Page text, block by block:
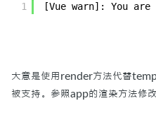
服务器
GO
1 [Vue warn]: You
大意是使用render方法代替
被支持。参照app的渲染方法修